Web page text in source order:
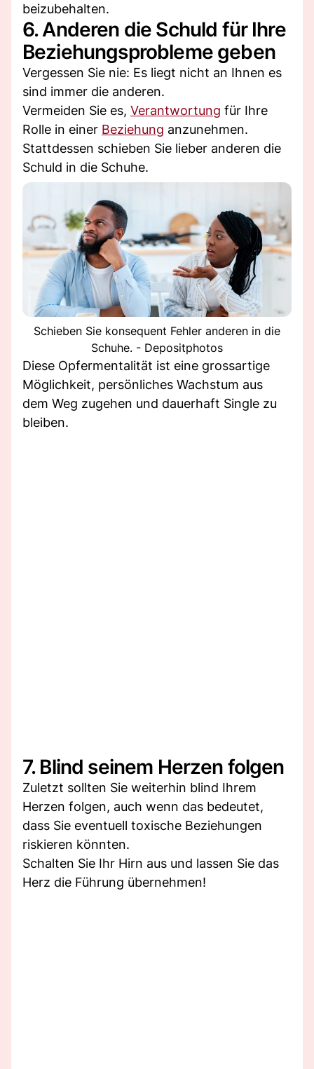
beizubehalten.
6. Anderen die Schuld für Ihre
Beziehungsprobleme geben
Vergessen Sie nie: Es liegt nicht an Ihnen es
sind immer die anderen.
Vermeiden Sie es, Verantwortung für Ihre
Rolle in einer Beziehung anzunehmen.
Stattdessen schieben Sie lieber anderen die
Schuld in die Schuhe.
Schieben Sie konsequent Fehler anderen in die
Schuhe. - Depositphotos
Diese Opfermentalität ist eine grossartige
Möglichkeit, persönliches Wachstum aus
dem Weg zugehen und dauerhaft Single zu
bleiben.
7. Blind seinem Herzen folgen
Zuletzt sollten Sie weiterhin blind Ihrem
Herzen folgen, auch wenn das bedeutet,
dass Sie eventuell toxische Beziehungen
riskieren könnten.
Schalten Sie Ihr Hirn aus und lassen Sie das
Herz die Führung übernehmen!